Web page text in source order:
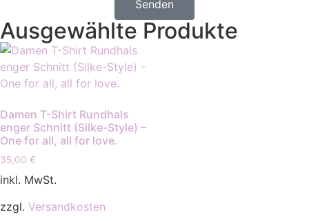
Senden
Ausgewählte Produkte
Damen T-Shirt Rundhals
enger Schnitt (Silke-Style) –
One for all, all for love.
35,00 €
inkl. MwSt.
zzgl. Versandkosten